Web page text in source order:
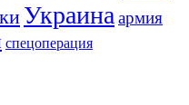
Украина армия
спецоперация